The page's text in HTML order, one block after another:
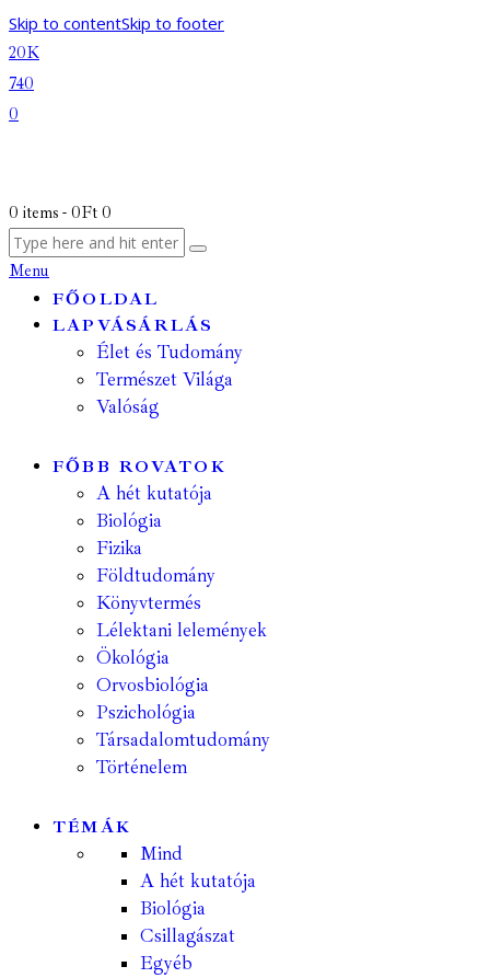
Skip to contentSkip to footer
20K
740
0
0 items - 0Ft 0
Menu
FŐOLDAL
LAPVÁSÁRLÁS
Élet és Tudomány
Természet Világa
Valóság
FŐBB ROVATOK
A hét kutatója
Biológia
Fizika
Földtudomány
Könyvtermés
Lélektani lelemények
Ökológia
Orvosbiológia
Pszichológia
Társadalomtudomány
Történelem
TÉMÁK
Mind
A hét kutatója
Biológia
Csillagászat
Egyéb